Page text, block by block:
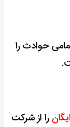
حوادث را
را از شرکت